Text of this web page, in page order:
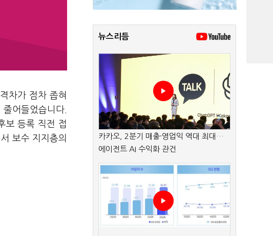
차가 점차 좁혀
어들었습니다.
보 등록 직전 접
보수 지지층의
뉴스리듬
카카오, 2분기 매출·영업익 역대 최대…
에이전트 AI 수익화 관건